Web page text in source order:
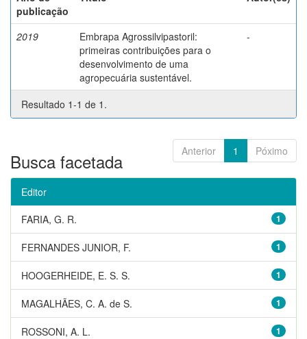
publicação
2019
Embrapa Agrossilvipastoril:
primeiras contribuições para o
desenvolvimento de uma
agropecuária sustentável.
-
Resultado 1-1 de 1.
Anterior 1 Póximo
Busca facetada
Editor
1
FARIA, G. R.
1
FERNANDES JUNIOR, F.
1
HOOGERHEIDE, E. S. S.
1
MAGALHÃES, C. A. de S.
1
ROSSONI, A. L.